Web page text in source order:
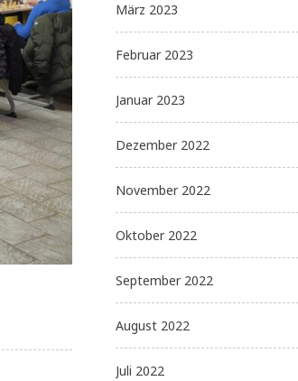
März 2023
Februar 2023
Januar 2023
Dezember 2022
November 2022
Oktober 2022
September 2022
August 2022
Juli 2022